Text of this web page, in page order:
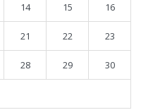
14 15 16
21 22 23
28 29 30